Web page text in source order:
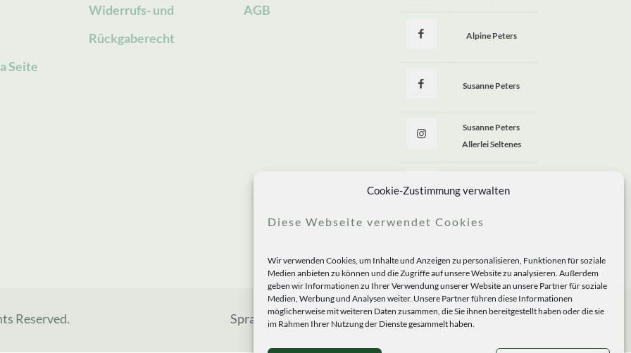
Cookie-Zustimmung verwalten
Diese Webseite verwendet Cookies
Wir verwenden Cookies, um Inhalte und Anzeigen zu personalisieren, Funktionen für soziale
Medien anbieten zu können und die Zugriffe auf unsere Website zu analysieren. Außerdem
geben wir Informationen zu Ihrer Verwendung unserer Website an unsere Partner für soziale
Medien, Werbung und Analysen weiter. Unsere Partner führen diese Informationen
möglicherweise mit weiteren Daten zusammen, die Sie ihnen bereitgestellt haben oder die sie
im Rahmen Ihrer Nutzung der Dienste gesammelt haben.
Seite
Widerrufs- und
Rückgaberecht
AGB
Alpine Peters
Susanne Peters
Susanne Peters
Allerlei Seltenes
Allerlei Seltenes
Reserved. Sprachen